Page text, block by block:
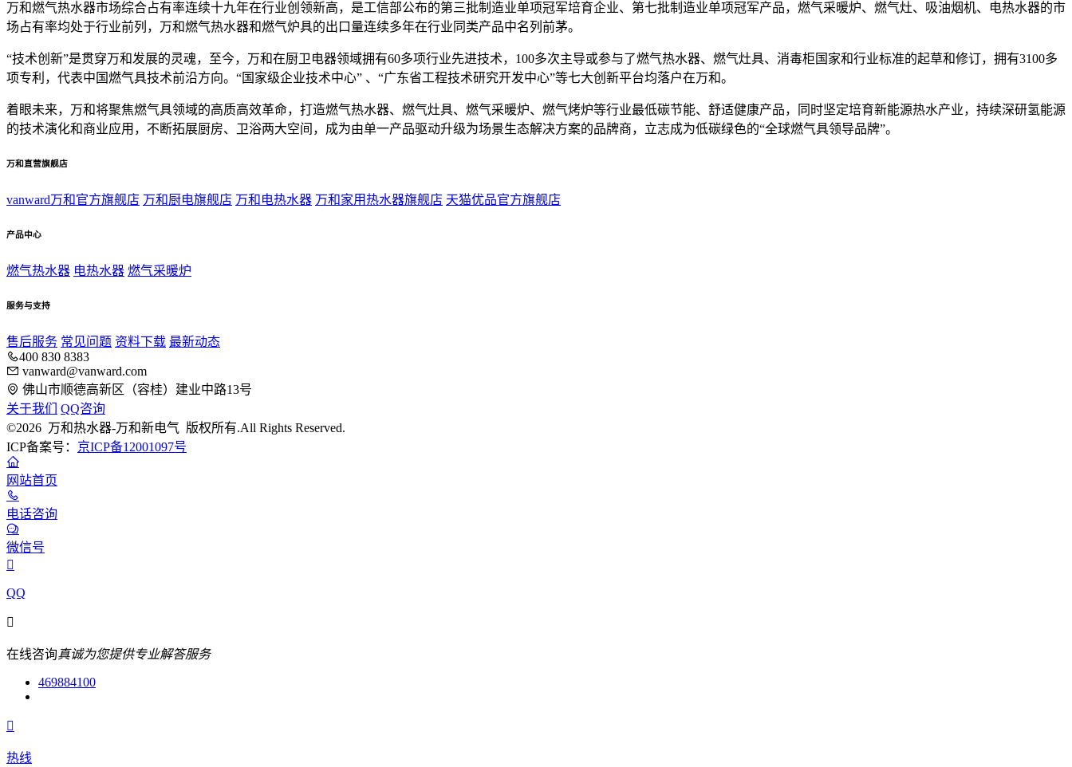
万和燃气热水器市场综合占有率连续十九年在行业创领新高，是工信部公布的第三批制造业单项冠军培育企业、第七批制造业单项冠军产品，燃气采暖炉、燃气灶、吸油烟机、电热水器的市
场占有率均处于行业前列，万和燃气热水器和燃气炉具的出口量连续多年在行业同类产品中名列前茅。
“技术创新”是贯穿万和发展的灵魂，至今，万和在厨卫电器领域拥有60多项行业先进技术，100多次主导或参与了燃气热水器、燃气灶具、消毒柜国家和行业标准的起草和修订，拥有3100多
项专利，代表中国燃气具技术前沿方向。“国家级企业技术中心” 、“广东省工程技术研究开发中心”等七大创新平台均落户在万和。
着眼未来，万和将聚焦燃气具领域的高质高效革命，打造燃气热水器、燃气灶具、燃气采暖炉、燃气烤炉等行业最低碳节能、舒适健康产品，同时坚定培育新能源热水产业，持续深研氢能源
的技术演化和商业应用，不断拓展厨房、卫浴两大空间，成为由单一产品驱动升级为场景生态解决方案的品牌商，立志成为低碳绿色的“全球燃气具领导品牌”。
万和直营旗舰店
vanward万和官方旗舰店 万和厨电旗舰店 万和电热水器 万和家用热水器旗舰店 天猫优品官方旗舰店
产品中心
燃气热水器 电热水器 燃气采暖炉
服务与支持
售后服务 常见问题 资料下载 最新动态
400 830 8383
vanward@vanward.com
佛山市顺德高新区（容桂）建业中路13号
关于我们
QQ咨询
©2026 万和热水器-万和新电气 版权所有.All Rights Reserved.
ICP备案号： 京ICP备12001097号
网站首页
电话咨询
微信号

QQ

在线咨询真诚为您提供专业解答服务
469884100

热线